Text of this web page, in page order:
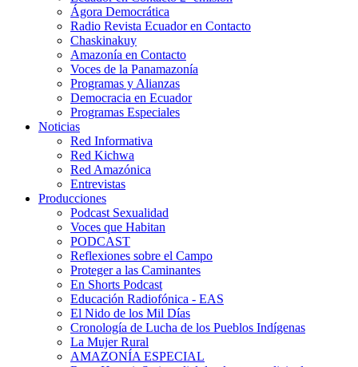
Ágora Democrática
Radio Revista Ecuador en Contacto
Chaskinakuy
Amazonía en Contacto
Voces de la Panamazonía
Programas y Alianzas
Democracia en Ecuador
Programas Especiales
Noticias
Red Informativa
Red Kichwa
Red Amazónica
Entrevistas
Producciones
Podcast Sexualidad
Voces que Habitan
PODCAST
Reflexiones sobre el Campo
Proteger a las Caminantes
En Shorts Podcast
Educación Radiofónica - EAS
El Nido de los Mil Días
Cronología de Lucha de los Pueblos Indígenas
La Mujer Rural
AMAZONÍA ESPECIAL